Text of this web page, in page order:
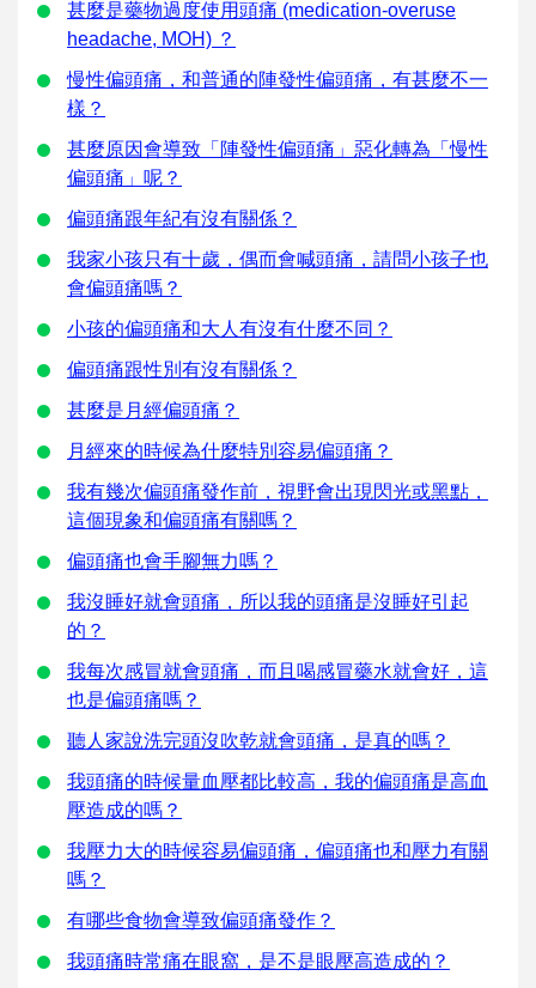
甚麼是藥物過度使用頭痛 (medication-overuse
headache, MOH) ？
慢性偏頭痛，和普通的陣發性偏頭痛，有甚麼不一
樣？
甚麼原因會導致「陣發性偏頭痛」惡化轉為「慢性
偏頭痛」呢？
偏頭痛跟年紀有沒有關係？
我家小孩只有十歲，偶而會喊頭痛，請問小孩子也
會偏頭痛嗎？
小孩的偏頭痛和大人有沒有什麼不同？
偏頭痛跟性別有沒有關係？
甚麼是月經偏頭痛？
月經來的時候為什麼特別容易偏頭痛？
我有幾次偏頭痛發作前，視野會出現閃光或黑點，
這個現象和偏頭痛有關嗎？
偏頭痛也會手腳無力嗎？
我沒睡好就會頭痛，所以我的頭痛是沒睡好引起
的？
我每次感冒就會頭痛，而且喝感冒藥水就會好，這
也是偏頭痛嗎？
聽人家說洗完頭沒吹乾就會頭痛，是真的嗎？
我頭痛的時候量血壓都比較高，我的偏頭痛是高血
壓造成的嗎？
我壓力大的時候容易偏頭痛，偏頭痛也和壓力有關
嗎？
有哪些食物會導致偏頭痛發作？
我頭痛時常痛在眼窩，是不是眼壓高造成的？